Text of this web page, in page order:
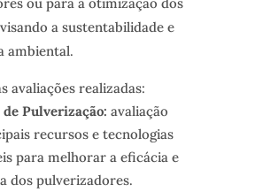
a sustentabilidade e
ambiental.
avaliações realizadas:
de Pulverização: avaliação
recursos e tecnologias
para melhorar a eficácia e
dos pulverizadores.